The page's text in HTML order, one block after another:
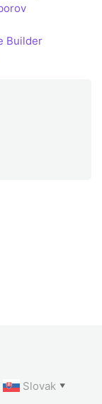
Builder
Slovak ▼